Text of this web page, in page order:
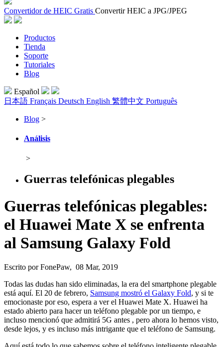
Convertidor de HEIC Gratis Convertir HEIC a JPG/JPEG
Productos
Tienda
Soporte
Tutoriales
Blog
Español
日本語 Français Deutsch English 繁體中文 Português
Blog >
Análisis
>
Guerras telefónicas plegables
Guerras telefónicas plegables:
el Huawei Mate X se enfrenta
al Samsung Galaxy Fold
Escrito por FonePaw, 08 Mar, 2019
Todas las dudas han sido eliminadas, la era del smartphone plegable
está aquí. El 20 de febrero, Samsung mostró el Galaxy Fold, y si te
emocionaste por eso, espera a ver el Huawei Mate X. Huawei ha
estado abierto para hacer un teléfono plegable por un tiempo, e
incluso mencionó que admitirá 5G antes , pero ahora lo hemos visto,
desde lejos, y es incluso más intrigante que el teléfono de Samsung.